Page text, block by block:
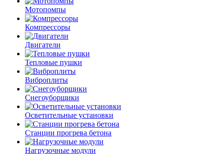
Мотопомпы
Компрессоры
Двигатели
Тепловые пушки
Виброплиты
Снегоуборщики
Осветительные установки
Станции прогрева бетона
Нагрузочные модули